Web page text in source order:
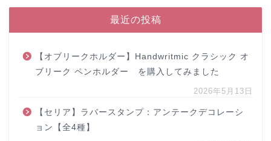
最近の投稿
【オブリークホルダー】Handwritmic クラシック オ
ブリーク ペンホルダー を購入してみました
2026年5月13日
【セリア】ラバースタンプ：アンテークデコレーシ
ョン【全4種】